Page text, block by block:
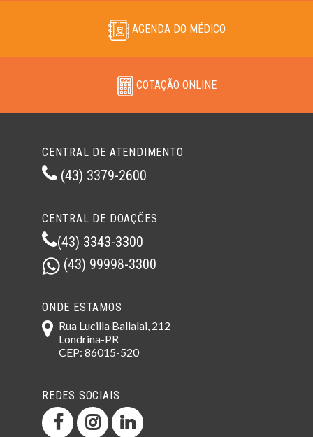
AGENDA DO MÉDICO
COTAÇÃO ONLINE
CENTRAL DE ATENDIMENTO
(43) 3379-2600
CENTRAL DE DOAÇÕES
(43) 3343-3300
(43) 99998-3300
ONDE ESTAMOS
Rua Lucilla Ballalai, 212
Londrina-PR
CEP: 86015-520
REDES SOCIAIS